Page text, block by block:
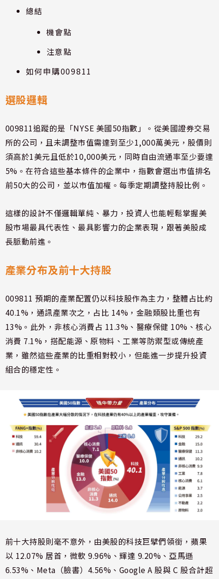
總結
機會點
注意點
如何申購009811
選股邏輯
009811追蹤的是「NYSE 美國50指數」。從美國證券交易
所的公司，且未調整市值需達到至少1,000萬美元，股價則
須高於1美元且低於10,000美元，同時自由流通率至少要達
5%。在符合這些基本條件的企業中，指數會選出市值排名
前50大的公司，並以市值加權。每季定期調整持股比例。
這樣的設計不僅邏輯單純、暴力，投資人也能輕鬆掌握美
股市場最具代表性、最具影響力的企業表現，跟著美股成
長脈動前進。
產業分布及前十大持股
009811 預期的產業配置仍以科技股作為主力，整體占比約
40.1%，通訊產業次之，占比 14%，金融類股比重也有
13%。此外，非核心消費占 11.3%、醫療保健 10%、核心
消費 7.1%，搭配能源、原物料、工業等防禦型或傳統產
業，雖然這些產業的比重相對較小，但能進一步提升投資
組合的穩定性。
前十大持股則毫不意外，由美股的科技巨擘們領銜，蘋果
以 12.07% 居首，微軟 9.96%、輝達 9.20%、亞馬遜
6.53%、Meta（臉書）4.56%、Google A 股與 C 股合計超